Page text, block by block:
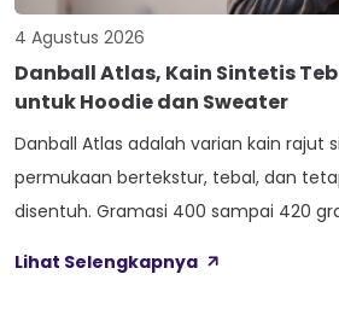
4 Agustus 2026
Danball Atlas, Kain Sintetis
untuk Hoodie dan Sweater
Danball Atlas adalah varian kain rajut
permukaan bertekstur, tebal, dan
disentuh. Gramasi 400 sampai 420
Anti Bacterial, dan Anti Kusut,
Lihat Selengkapnya